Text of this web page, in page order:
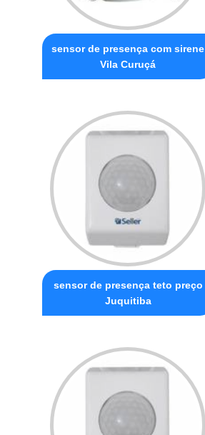
sensor de presença com sirene
Vila Curuçá
sensor de presença teto preço
Juquitiba